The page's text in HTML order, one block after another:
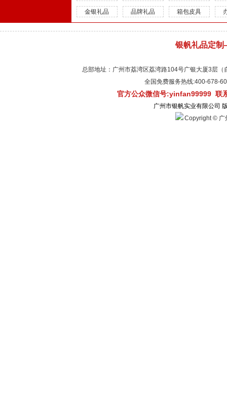
金银礼品 品牌礼品 箱包皮具
银帆礼品定
总部地址：广州市荔湾区荔湾路104号广银大厦3层
全国免费服务热线:400-
官方公众微信号:yinfan99999 联
广州市银帆实业有限公司
Copyright © 广